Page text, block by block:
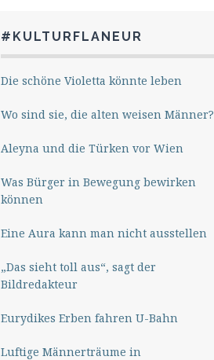
#KULTURFLANEUR
Die schöne Violetta könnte leben
Wo sind sie, die alten weisen Männer?
Aleyna und die Türken vor Wien
Was Bürger in Bewegung bewirken
können
Eine Aura kann man nicht ausstellen
„Das sieht toll aus“, sagt der
Bildredakteur
Eurydikes Erben fahren U-Bahn
Luftige Männerträume in